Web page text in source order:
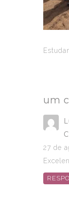
um
27 de